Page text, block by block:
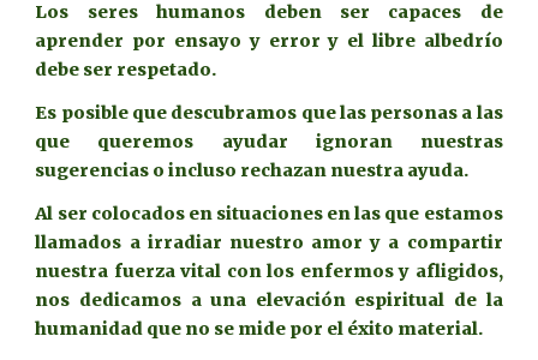
Los seres humanos deben ser capaces de
aprender por ensayo y error y el libre albedrío
debe ser respetado.
Es posible que descubramos que las personas a las
que queremos ayudar ignoran nuestras
sugerencias o incluso rechazan nuestra ayuda.
Al ser colocados en situaciones en las que estamos
llamados a irradiar nuestro amor y a compartir
nuestra fuerza vital con los enfermos y afligidos,
nos dedicamos a una elevación espiritual de la
humanidad que no se mide por el éxito material.